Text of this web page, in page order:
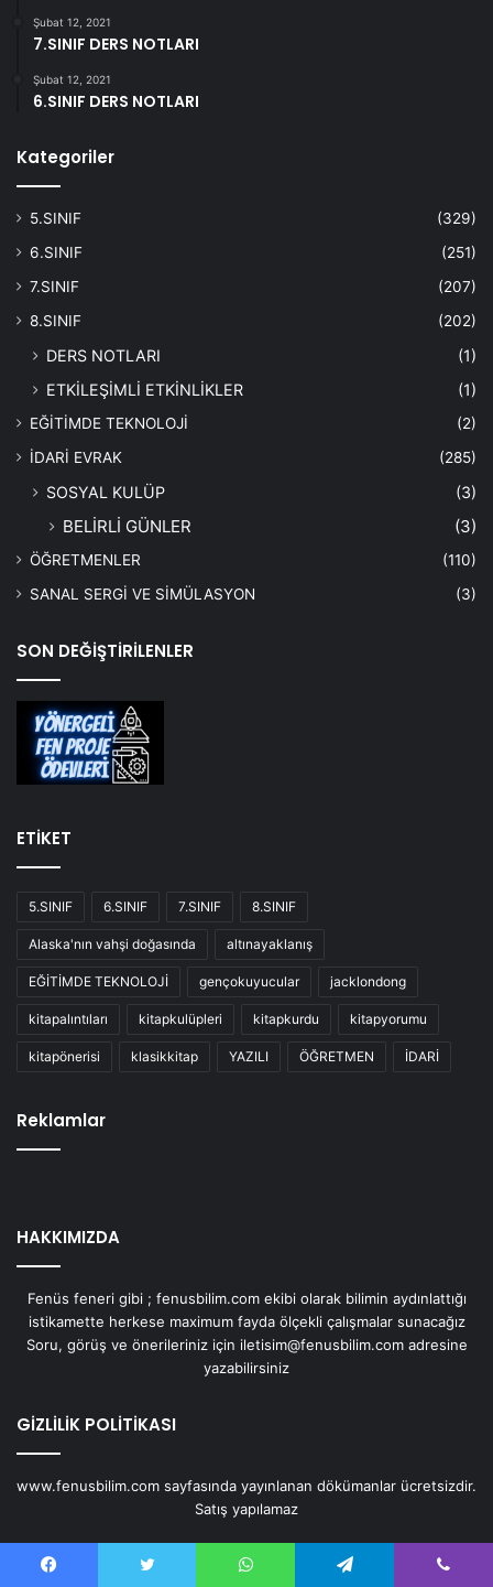
Şubat 12, 2021
7.SINIF DERS NOTLARI
Şubat 12, 2021
6.SINIF DERS NOTLARI
Kategoriler
5.SINIF
(329)
6.SINIF
(251)
7.SINIF
(207)
8.SINIF
(202)
DERS NOTLARI
(1)
ETKİLEŞİMLİ ETKİNLİKLER
(1)
EĞİTİMDE TEKNOLOJİ
(2)
İDARİ EVRAK
(285)
SOSYAL KULÜP (3)
BELİRLİ GÜNLER (3)
ÖĞRETMENLER
(110)
SANAL SERGİ VE SİMÜLASYON
(3)
SON DEĞİŞTİRİLENLER
ETİKET
5.SINIF 6.SINIF 7.SINIF 8.SINIF
Alaska'nın vahşi doğasında altınayaklanış
EĞİTİMDE TEKNOLOJİ gençokuyucular jacklondong
kitapalıntıları kitapkulüpleri kitapkurdu kitapyorumu
kitapönerisi klasikkitap YAZILI ÖĞRETMEN İDARİ
Reklamlar
HAKKIMIZDA
Fenüs feneri gibi ; fenusbilim.com ekibi olarak bilimin aydınlattığı
istikamette herkese maximum fayda ölçekli çalışmalar sunacağız
Soru, görüş ve önerileriniz için iletisim@fenusbilim.com adresine
yazabilirsiniz
GİZLİLİK POLİTİKASI
www.fenusbilim.com sayfasında yayınlanan dökümanlar ücretsizdir.
Satış yapılamaz
ANASAYFA